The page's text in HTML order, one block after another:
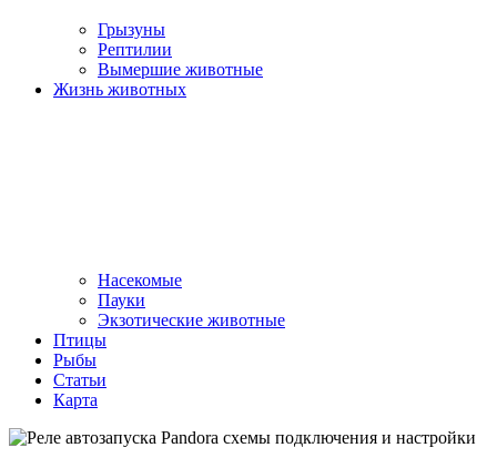
Грызуны
Рептилии
Вымершие животные
Жизнь животных
Насекомые
Пауки
Экзотические животные
Птицы
Рыбы
Статьи
Карта